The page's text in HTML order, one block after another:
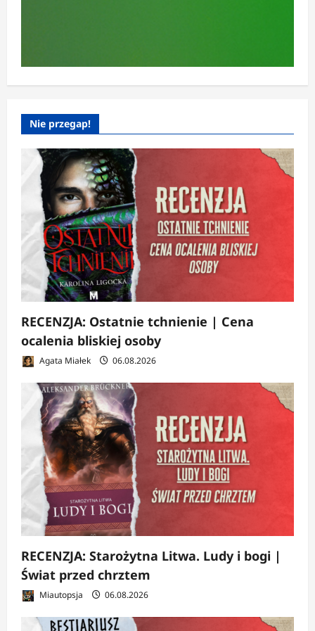
Nie przegap!
RECENZJA: Ostatnie tchnienie | Cena
ocalenia bliskiej osoby
Agata Miałek 06.08.2026
RECENZJA: Starożytna Litwa. Ludy i bogi |
Świat przed chrztem
Miautopsja 06.08.2026